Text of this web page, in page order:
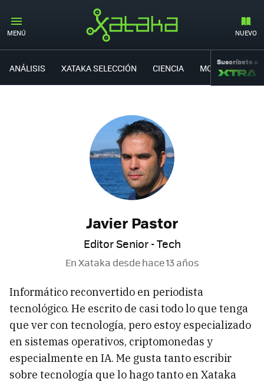
MENÚ NUEVO
ANÁLISIS XATAKA SELECCIÓN CIENCIA MOVILIDAD
Suscríbete a
Javier Pastor
Editor Senior - Tech
En Xataka desdehace 13 años
Informático reconvertido en periodista
tecnológico. He escrito de casi todo lo que tenga
que ver con tecnología, pero estoy especializado
en sistemas operativos, criptomonedas y
especialmente en IA. Me gusta tanto escribir
sobre tecnología que lo hago tanto en Xataka